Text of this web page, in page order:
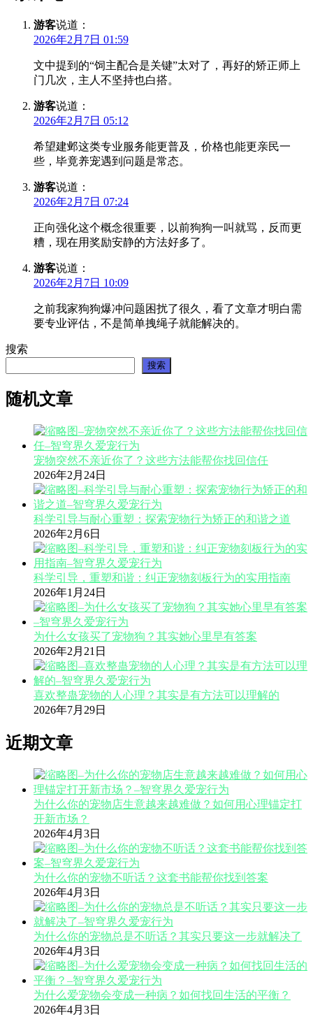
游客说道：
2026年2月7日 01:59
文中提到的“饲主配合是关键”太对了，再好的矫正师上
门几次，主人不坚持也白搭。
游客说道：
2026年2月7日 05:12
希望建邺这类专业服务能更普及，价格也能更亲民一
些，毕竟养宠遇到问题是常态。
游客说道：
2026年2月7日 07:24
正向强化这个概念很重要，以前狗狗一叫就骂，反而更
糟，现在用奖励安静的方法好多了。
游客说道：
2026年2月7日 10:09
之前我家狗狗爆冲问题困扰了很久，看了文章才明白需
要专业评估，不是简单拽绳子就能解决的。
搜索
搜索
随机文章
宠物突然不亲近你了？这些方法能帮你找回信任
2026年2月24日
科学引导与耐心重塑：探索宠物行为矫正的和谐之道
2026年2月6日
科学引导，重塑和谐：纠正宠物刻板行为的实用指南
2026年1月24日
为什么女孩买了宠物狗？其实她心里早有答案
2026年2月21日
喜欢整蛊宠物的人心理？其实是有方法可以理解的
2026年7月29日
近期文章
为什么你的宠物店生意越来越难做？如何用心理锚定打
开新市场？
2026年4月3日
为什么你的宠物不听话？这套书能帮你找到答案
2026年4月3日
为什么你的宠物总是不听话？其实只要这一步就解决了
2026年4月3日
为什么爱宠物会变成一种病？如何找回生活的平衡？
2026年4月3日